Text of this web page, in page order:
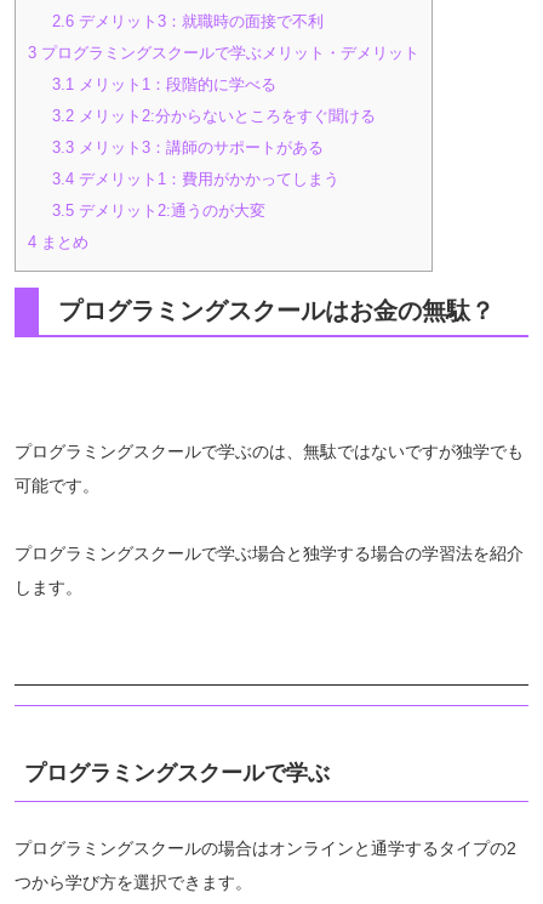
2.6デメリット3：就職時の面接で不利
3 プログラミングスクールで学ぶメリット・デメリット
3.1メリット1：段階的に学べる
3.2メリット2:分からないところをすぐ聞ける
3.3メリット3：講師のサポートがある
3.4デメリット1：費用がかかってしまう
3.5デメリット2:通うのが大変
4 まとめ
プログラミングスクールはお金の無駄？
プログラミングスクールで学ぶのは、無駄ではないですが独学でも
可能です。
プログラミングスクールで学ぶ場合と独学する場合の学習法を紹介
します。
プログラミングスクールで学ぶ
プログラミングスクールの場合はオンラインと通学するタイプの2
つから学び方を選択できます。